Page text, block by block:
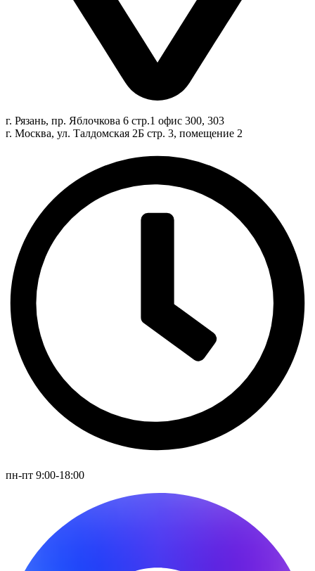
г. Рязань, пр. Яблочкова 6 стр.1 офис 300, 303
г. Москва, ул. Талдомская 2Б стр. 3, помещение 2
пн-пт 9:00-18:00